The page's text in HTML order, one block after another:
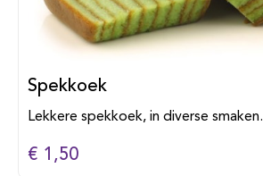
Spekkoek
Lekkere spekkoek, in diverse smaken.
€ 1,50